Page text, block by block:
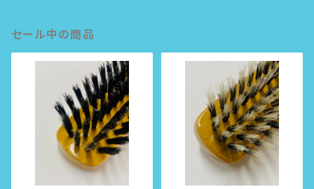
セール中の商品